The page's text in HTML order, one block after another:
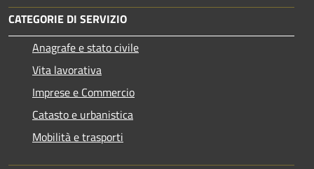
CATEGORIE DI SERVIZIO
Anagrafe e stato civile
Vita lavorativa
Imprese e Commercio
Catasto e urbanistica
Mobilità e trasporti